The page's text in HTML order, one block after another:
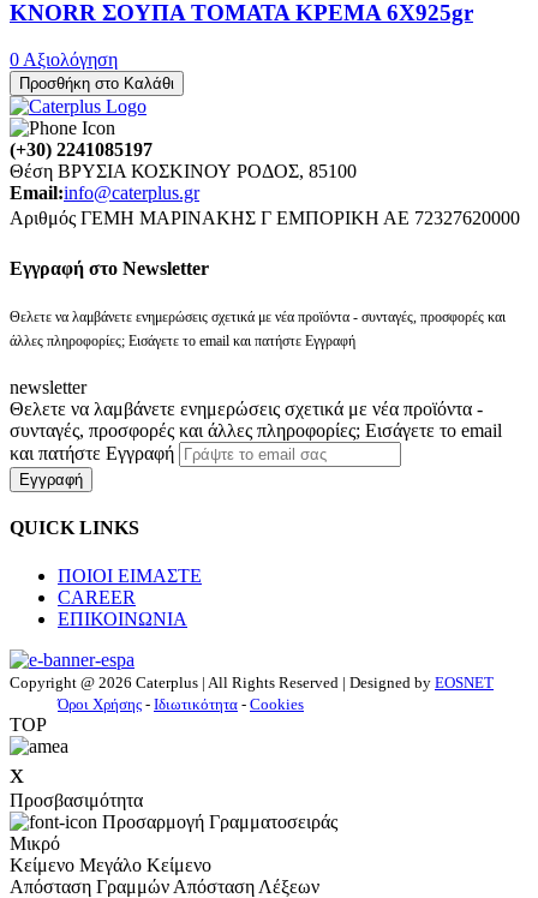
KNORR ΣΟΥΠΑ ΤΟΜΑΤΑ ΚΡΕΜΑ 6X925gr
0 Αξιολόγηση
Προσθήκη στο Καλάθι
(+30) 2241085197
Θέση ΒΡΥΣΙΑ ΚΟΣΚΙΝΟΥ ΡΟΔΟΣ, 85100
Email:info@caterplus.gr
Αριθμός ΓΕΜΗ ΜΑΡΙΝΑΚΗΣ Γ ΕΜΠΟΡΙΚΗ ΑΕ 72327620000
Eγγραφή στο Newsletter
Θελετε να λαμβάνετε ενημερώσεις σχετικά με νέα προϊόντα - συνταγές, προσφορές και
άλλες πληροφορίες; Εισάγετε το email και πατήστε Εγγραφή
newsletter
Θελετε να λαμβάνετε ενημερώσεις σχετικά με νέα προϊόντα -
συνταγές, προσφορές και άλλες πληροφορίες; Εισάγετε το email
και πατήστε Εγγραφή
Εγγραφή
QUICK LINKS
ΠΟΙΟΙ ΕΙΜΑΣΤΕ
CAREER
ΕΠΙΚΟΙΝΩΝΙΑ
Copyright @ 2026 Caterplus | All Rights Reserved | Designed by EOSNET
Όροι Χρήσης - Ιδιωτικότητα - Cookies
TOP
x
Προσβασιμότητα
Προσαρμογή Γραμματοσειράς
Μικρό
Κείμενο Μεγάλο Κείμενο
Απόσταση Γραμμών Απόσταση Λέξεων